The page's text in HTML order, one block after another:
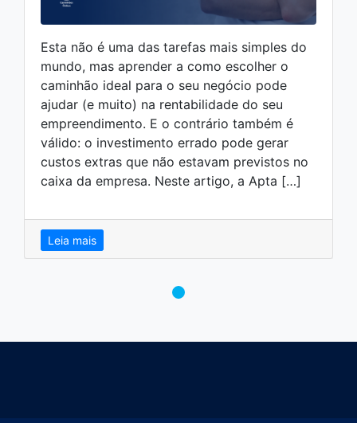
Esta não é uma das tarefas mais simples do
mundo, mas aprender a como escolher o
caminhão ideal para o seu negócio pode
ajudar (e muito) na rentabilidade do seu
empreendimento. E o contrário também é
válido: o investimento errado pode gerar
custos extras que não estavam previstos no
caixa da empresa. Neste artigo, a Apta […]
Leia mais